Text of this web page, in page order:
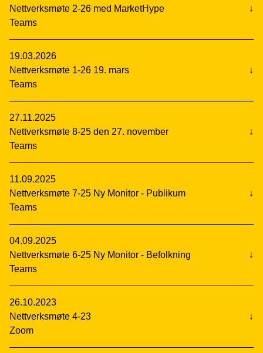
Nettverksmøte 2-26 med MarketHype
Teams
↓
19.03.2026
Nettverksmøte 1-26 19. mars
Teams
↓
27.11.2025
Nettverksmøte 8-25 den 27. november
Teams
↓
11.09.2025
Nettverksmøte 7-25 Ny Monitor - Publikum
Teams
↓
04.09.2025
Nettverksmøte 6-25 Ny Monitor - Befolkning
Teams
↓
26.10.2023
Nettverksmøte 4-23
Zoom
↓